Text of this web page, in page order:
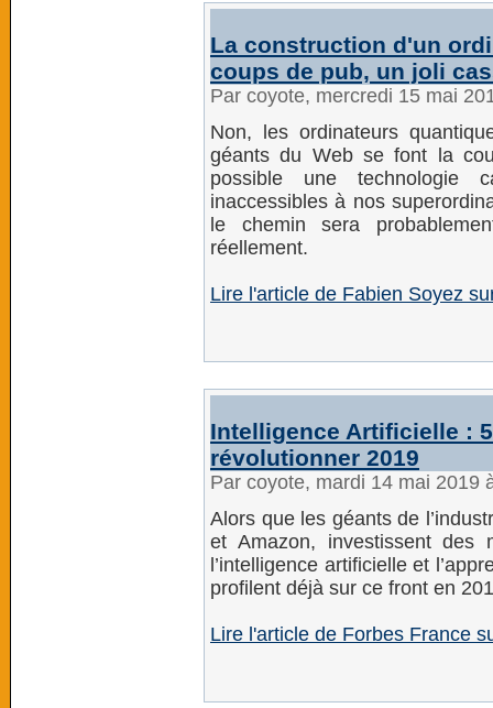
La construction d'un
coups de pub, un joli
Par coyote, mercredi 15 mai
Non, les ordinateurs
géants du Web se font la
possible une technologie
inaccessibles à nos
le chemin sera
réellement.
Lire l'article de Fabien Soyez
Intelligence Artificielle :
révolutionner 2019
Par coyote, mardi 14 mai 2019
Alors que les géants de
et Amazon, investissent des
l’intelligence artificielle et
profilent déjà sur ce front en
Lire l'article de Forbes France